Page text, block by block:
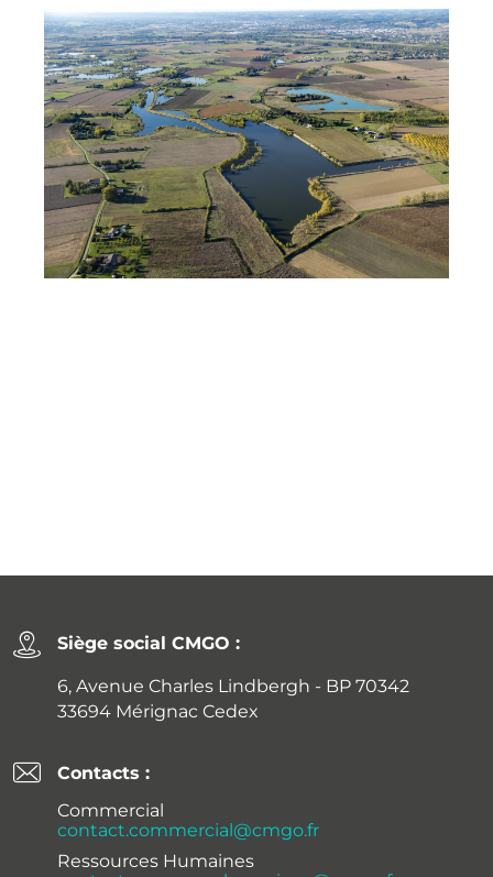
Siège social CMGO :
6, Avenue Charles Lindbergh - BP 70342
33694 Mérignac Cedex
Contacts :
Commercial
contact.commercial@cmgo.fr
Ressources Humaines